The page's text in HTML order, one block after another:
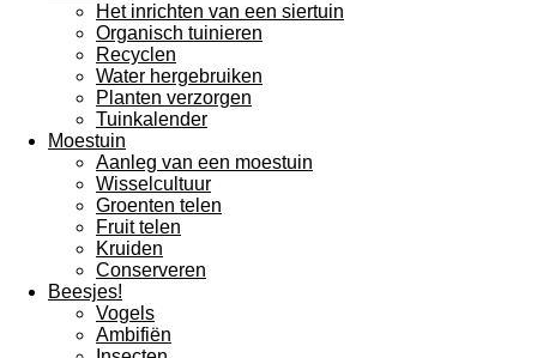
Het inrichten van een siertuin
Organisch tuinieren
Recyclen
Water hergebruiken
Planten verzorgen
Tuinkalender
Moestuin
Aanleg van een moestuin
Wisselcultuur
Groenten telen
Fruit telen
Kruiden
Conserveren
Beesjes!
Vogels
Ambifiën